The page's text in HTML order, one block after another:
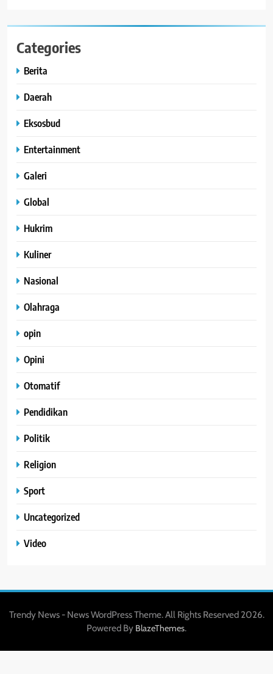
Categories
Berita
Daerah
Eksosbud
Entertainment
Galeri
Global
Hukrim
Kuliner
Nasional
Olahraga
opin
Opini
Otomatif
Pendidikan
Politik
Religion
Sport
Uncategorized
Video
Trendy News - News WordPress Theme. All Rights Reserved 2026.
Powered By BlazeThemes.